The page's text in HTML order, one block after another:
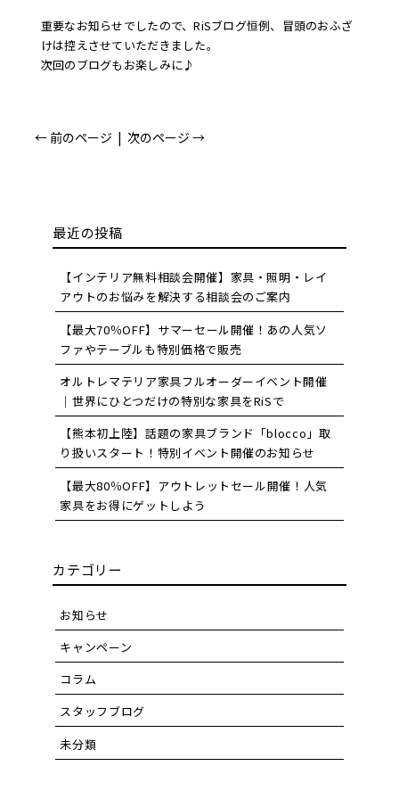
重要なお知らせでしたので、RiSブログ恒例、冒頭のおふざ
けは控えさせていただきました。
次回のブログもお楽しみに♪
← 前のページ | 次のページ →
最近の投稿
【インテリア無料相談会開催】家具・照明・レイ
アウトのお悩みを解決する相談会のご案内
【最大70％OFF】サマーセール開催！あの人気ソ
ファやテーブルも特別価格で販売
オルトレマテリア家具フルオーダーイベント開催
｜世界にひとつだけの特別な家具をRiSで
【熊本初上陸】話題の家具ブランド「blocco」取
り扱いスタート！特別イベント開催のお知らせ
【最大80％OFF】アウトレットセール開催！人気
家具をお得にゲットしよう
カテゴリー
お知らせ
キャンペーン
コラム
スタッフブログ
未分類